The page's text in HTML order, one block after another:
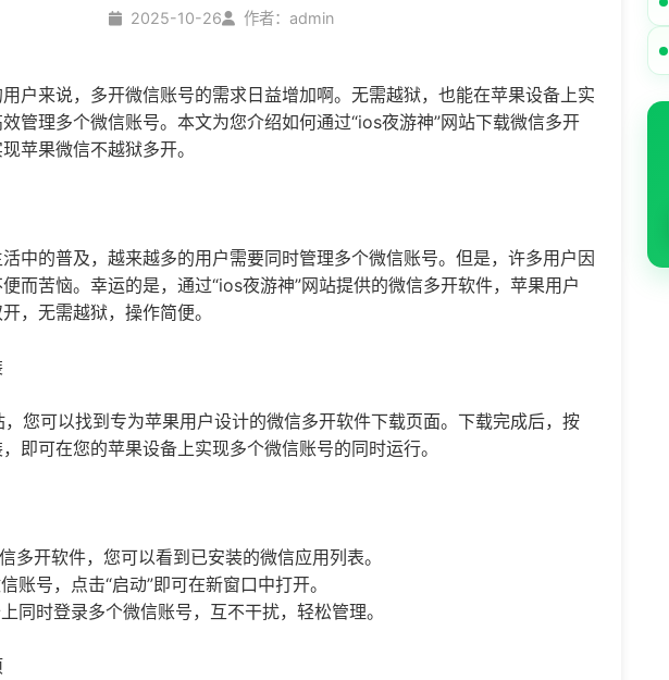
2025-10-26 作者：admin
户来说，多开微信账号的需求日益增加啊。无需越狱，也能在苹果设备上实
管理多个微信账号。本文为您介绍如何通过“ios夜游神”网站下载微信多开
苹果微信不越狱多开。
中的普及，越来越多的用户需要同时管理多个微信账号。但是，许多用户因
而苦恼。幸运的是，通过“ios夜游神”网站提供的微信多开软件，苹果用户
，无需越狱，操作简便。
，您可以找到专为苹果用户设计的微信多开软件下载页面。下载完成后，按
即可在您的苹果设备上实现多个微信账号的同时运行。
多开软件，您可以看到已安装的微信应用列表。
账号，点击“启动”即可在新窗口中打开。
同时登录多个微信账号，互不干扰，轻松管理。